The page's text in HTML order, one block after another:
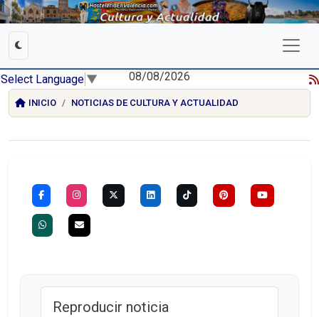
Select Language ▼ 08/08/2026
INICIO NOTICIAS DE CULTURA Y ACTUALIDAD
Reproducir noticia